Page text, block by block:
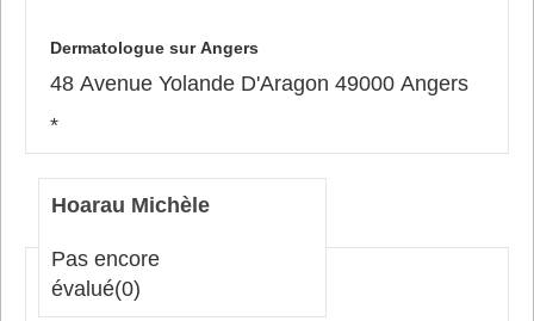
Dermatologue sur Angers
48 Avenue Yolande D'Aragon 49000 Angers
*
Hoarau Michèle
Pas encore
évalué(0)